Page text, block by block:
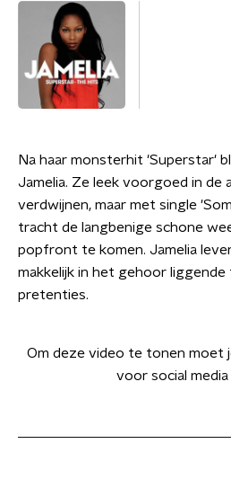
Na haar monsterhit 'Superstar'
Jamelia. Ze leek voorgoed in de
verdwijnen, maar met single
tracht de langbenige schone
popfront te komen. Jamelia
makkelijk in het gehoor
pretenties.
Om deze video te tonen moet
voor social media